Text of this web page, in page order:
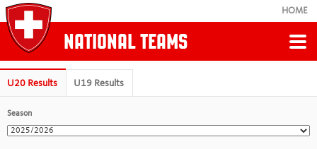
HOME
NATIONAL TEAMS
Zurück
U20
U20 Results U19 Results
Season